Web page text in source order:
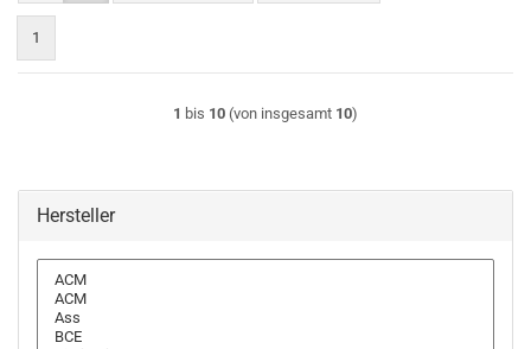
1
1 bis 10 (von insgesamt 10)
Hersteller